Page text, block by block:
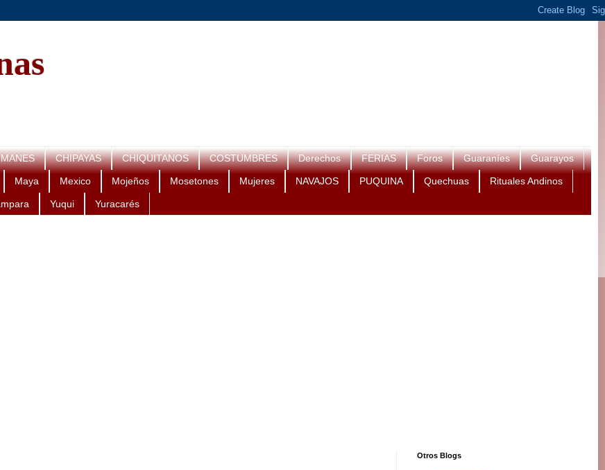
CHIPAYAS CHIQUITANOS COSTUMBRES Derechos FERIAS Foros Guaraníes Guarayos
Maya Mexico Mojeños Mosetones Mujeres NAVAJOS PUQUINA Quechuas Rituales Andinos
Yuqui Yuracarés
Otros Blogs